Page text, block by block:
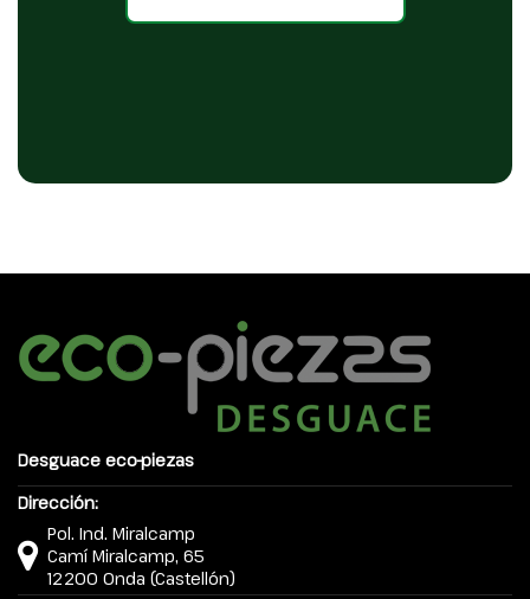
Desguace eco-piezas
Dirección:
Pol. Ind. Miralcamp
Camí Miralcamp, 65
12200 Onda (Castellón)